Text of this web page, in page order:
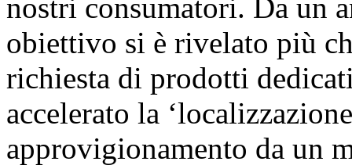
nostri consumatori. Da un
obiettivo si è rivelato più
richiesta di prodotti
accelerato la
approvigionamento da un